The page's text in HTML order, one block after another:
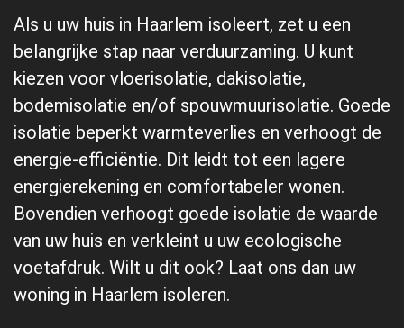
Als u uw huis in Haarlem isoleert, zet u een
belangrijke stap naar verduurzaming. U kunt
kiezen voor vloerisolatie, dakisolatie,
bodemisolatie en/of spouwmuurisolatie. Goede
isolatie beperkt warmteverlies en verhoogt de
energie-efficiëntie. Dit leidt tot een lagere
energierekening en comfortabeler wonen.
Bovendien verhoogt goede isolatie de waarde
van uw huis en verkleint u uw ecologische
voetafdruk. Wilt u dit ook? Laat ons dan uw
woning in Haarlem isoleren.